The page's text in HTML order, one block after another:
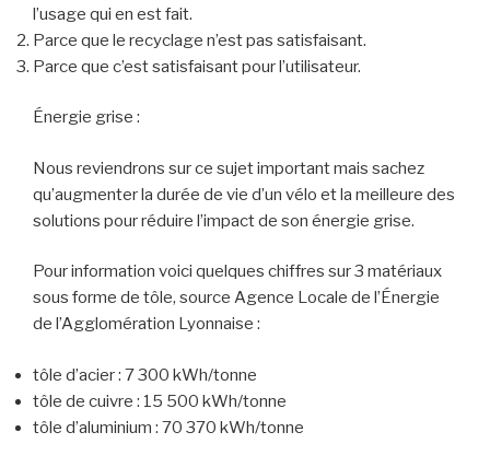
l’usage qui en est fait.
Parce que le recyclage n’est pas satisfaisant.
Parce que c’est satisfaisant pour l’utilisateur.
Énergie grise :
Nous reviendrons sur ce sujet important mais sachez
qu’augmenter la durée de vie d’un vélo et la meilleure des
solutions pour réduire l’impact de son énergie grise.
Pour information voici quelques chiffres sur 3 matériaux
sous forme de tôle, source Agence Locale de l’Énergie
de l’Agglomération Lyonnaise :
tôle d’acier : 7 300 kWh/tonne
tôle de cuivre : 15 500 kWh/tonne
tôle d’aluminium : 70 370 kWh/tonne